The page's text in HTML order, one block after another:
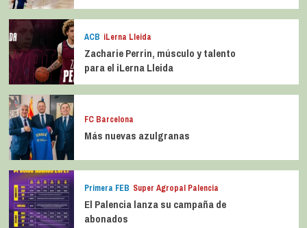
ACB iLerna Lleida
Zacharie Perrin, músculo y talento
para el iLerna Lleida
FC Barcelona
Más nuevas azulgranas
Primera FEB Super Agropal Palencia
El Palencia lanza su campaña de
abonados